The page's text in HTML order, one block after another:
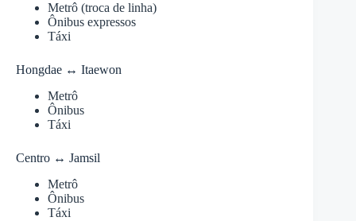
Metrô (troca de linha)
Ônibus expressos
Táxi
Hongdae ↔ Itaewon
Metrô
Ônibus
Táxi
Centro ↔ Jamsil
Metrô
Ônibus
Táxi